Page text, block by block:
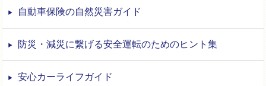
自動車保険の自然災害ガイド
防災・減災に繋げる安全運転のためのヒント集
安心カーライフガイド